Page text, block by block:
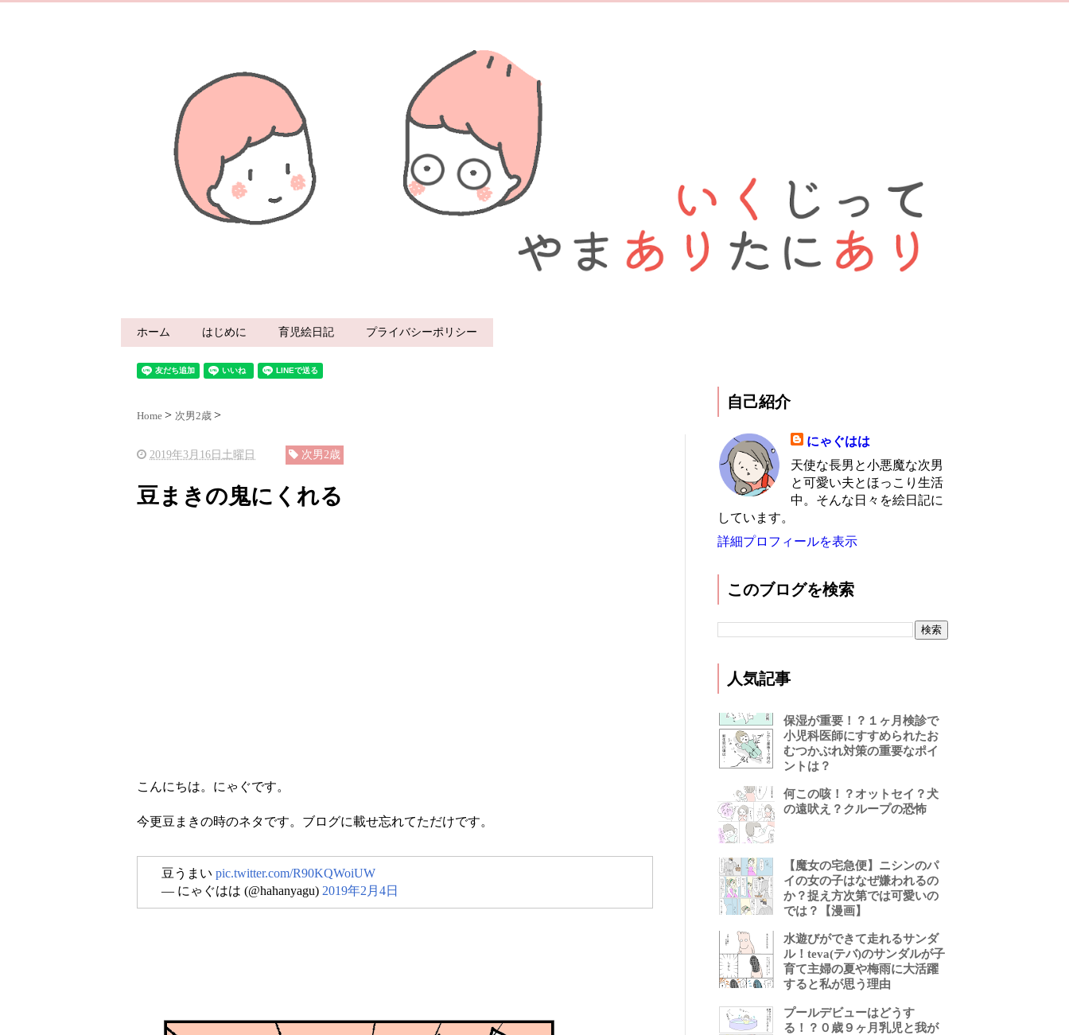
ホーム はじめに 育児絵日記 プライバシーポリシー
Home 次男2歳
2019年3月16日土曜日 次男2歳
豆まきの鬼にくれる
こんにちは。にゃぐです。
今更豆まきの時のネタです。ブログに載せ忘れてただけです。
豆うまい pic.twitter.com/R90KQWoiUW
— にゃぐはは (@hahanyagu) 2019年2月4日
自己紹介
にゃぐはは
天使な長男と小悪魔な次男
と可愛い夫とほっこり生活
中。そんな日々を絵日記に
しています。
詳細プロフィールを表示
このブログを検索
人気記事
保湿が重要！？１ヶ月検診で
小児科医師にすすめられたお
むつかぶれ対策の重要なポイ
ントは？
何この咳！？オットセイ？犬
の遠吠え？クループの恐怖
【魔女の宅急便】ニシンのパ
イの女の子はなぜ嫌われるの
か？捉え方次第では可愛いの
では？【漫画】
水遊びができて走れるサンダ
ル！teva(テバ)のサンダルが子
育て主婦の夏や梅雨に大活躍
すると私が思う理由
プールデビューはどうす
る！？０歳９ヶ月乳児と我が